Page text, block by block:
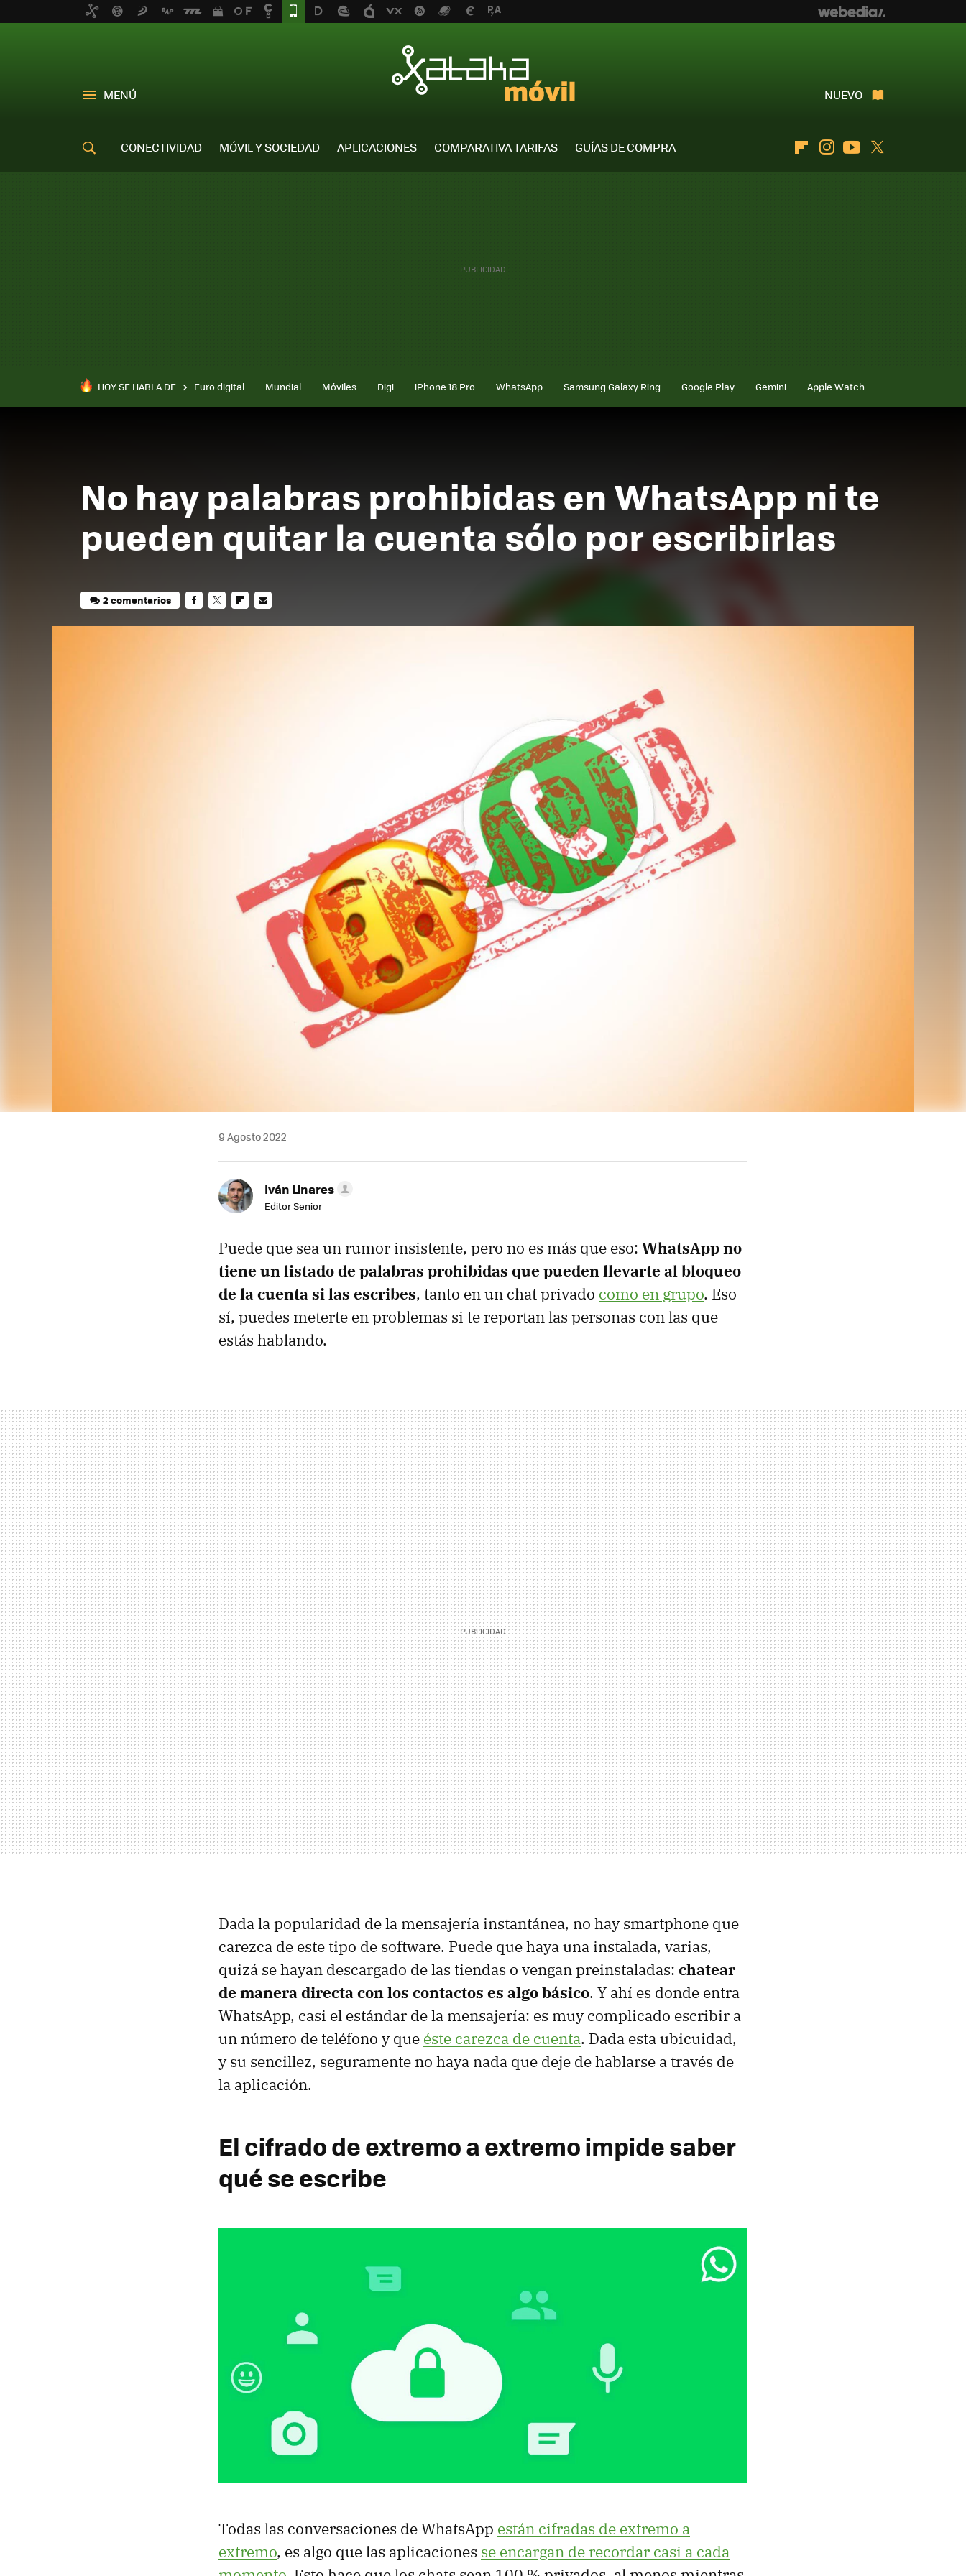
MENÚ NUEVO
CONECTIVIDAD MÓVIL Y SOCIEDAD APLICACIONES COMPARATIVA TARIFAS
GUÍAS DE COMPRA
FlipboardInstagramYoutube
HOY SE HABLA DE Euro digital Mundial Móviles Digi iPhone 18 Pro WhatsApp Samsung Galaxy Ring Google Play Gemini Apple Watch
No hay palabras prohibidas en WhatsApp ni te
pueden quitar la cuenta sólo por escribirlas
2 comentarios
9 Agosto 2022
Iván Linares
Editor Senior
Puede que sea un rumor insistente, pero no es más que eso: WhatsApp no
tiene un listado de palabras prohibidas que pueden llevarte al bloqueo
de la cuenta si las escribes, tanto en un chat privado como en grupo. Eso
sí, puedes meterte en problemas si te reportan las personas con las que
estás hablando.
Dada la popularidad de la mensajería instantánea, no hay smartphone que
carezca de este tipo de software. Puede que haya una instalada, varias,
quizá se hayan descargado de las tiendas o vengan preinstaladas: chatear
de manera directa con los contactos es algo básico. Y ahí es donde entra
WhatsApp, casi el estándar de la mensajería: es muy complicado escribir a
un número de teléfono y que éste carezca de cuenta. Dada esta ubicuidad,
y su sencillez, seguramente no haya nada que deje de hablarse a través de
la aplicación.
El cifrado de extremo a extremo impide saber
qué se escribe
Todas las conversaciones de WhatsApp están cifradas de extremo a
extremo, es algo que las aplicaciones se encargan de recordar casi a cada